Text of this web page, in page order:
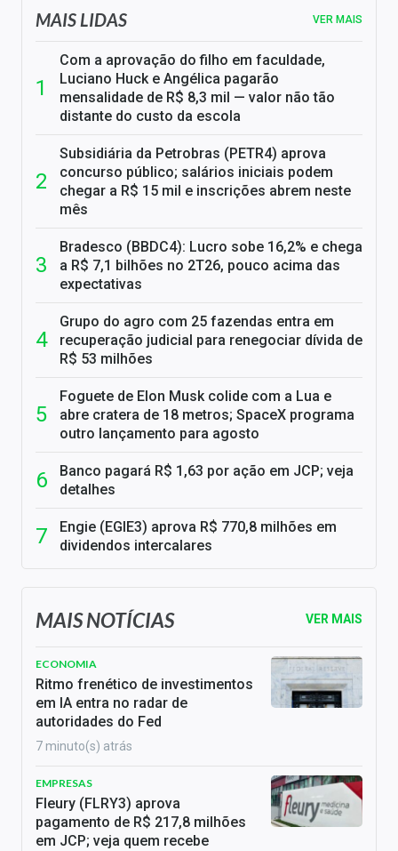
MAIS LIDAS VER MAIS
Com a aprovação do filho em faculdade,
Luciano Huck e Angélica pagarão
mensalidade de R$ 8,3 mil — valor não tão
distante do custo da escola
Subsidiária da Petrobras (PETR4) aprova
concurso público; salários iniciais podem
chegar a R$ 15 mil e inscrições abrem neste
mês
Bradesco (BBDC4): Lucro sobe 16,2% e chega
a R$ 7,1 bilhões no 2T26, pouco acima das
expectativas
Grupo do agro com 25 fazendas entra em
recuperação judicial para renegociar dívida de
R$ 53 milhões
Foguete de Elon Musk colide com a Lua e
abre cratera de 18 metros; SpaceX programa
outro lançamento para agosto
Banco pagará R$ 1,63 por ação em JCP; veja
detalhes
Engie (EGIE3) aprova R$ 770,8 milhões em
dividendos intercalares
MAIS NOTÍCIAS VER MAIS
ECONOMIA
Ritmo frenético de investimentos
em IA entra no radar de
autoridades do Fed
7 minuto(s) atrás
EMPRESAS
Fleury (FLRY3) aprova
pagamento de R$ 217,8 milhões
em JCP; veja quem recebe